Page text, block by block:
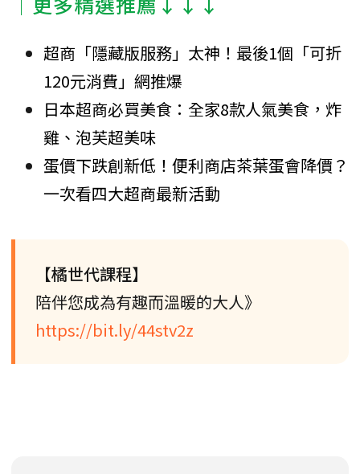
超商「隱藏版服務」太神！最後1個「可折
120元消費」網推爆
日本超商必買美食：全家8款人氣美食，炸
雞、泡芙超美味
蛋價下跌創新低！便利商店茶葉蛋會降價？
一次看四大超商最新活動
【橘世代課程】
陪伴您成為有趣而溫暖的大人》
https://bit.ly/44stv2z